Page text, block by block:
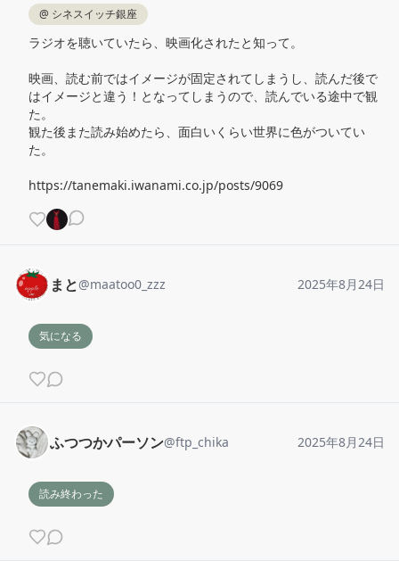
@ シネスイッチ銀座
ラジオを聴いていたら、映画化されたと知って。
映画、読む前ではイメージが固定されてしまうし、読んだ後で
はイメージと違う！となってしまうので、読んでいる途中で観
た。
観た後また読み始めたら、面白いくらい世界に色がついてい
た。
https://tanemaki.iwanami.co.jp/posts/9069
まと@maatoo0_zzz 2025年8月24日
気になる
ふつつかパーソン@ftp_chika 2025年8月24日
読み終わった